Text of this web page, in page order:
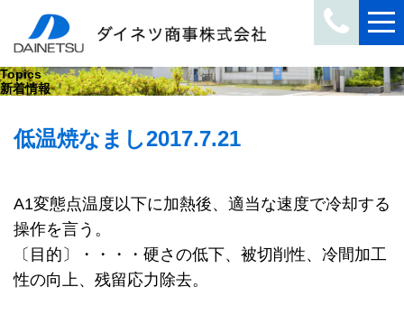
Topics
新着情報
低温焼なまし2017.7.21
A1変態点温度以下に加熱後、適当な速度で冷却する
操作を言う。
〔目的〕・・・・硬さの低下、被切削性、冷間加工
性の向上、残留応力除去。